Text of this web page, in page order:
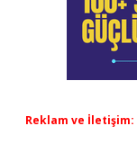
Reklam ve İletişim: